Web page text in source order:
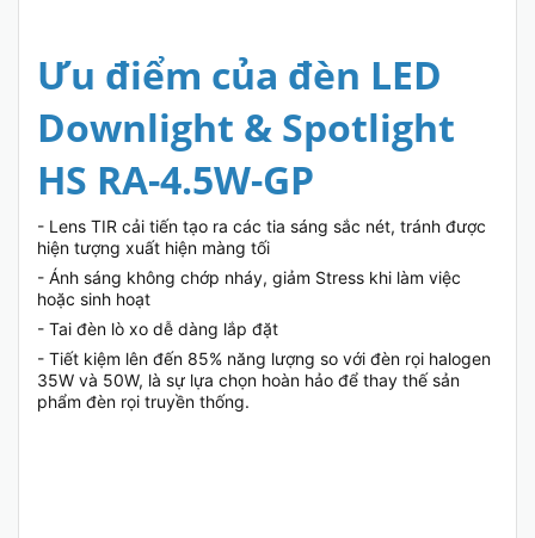
Ưu điểm của đèn LED
Downlight & Spotlight
HS RA-4.5W-GP
- Lens TIR cải tiến tạo ra các tia sáng sắc nét, tránh được
hiện tượng xuất hiện màng tối
- Ánh sáng không chớp nháy, giảm Stress khi làm việc
hoặc sinh hoạt
- Tai đèn lò xo dễ dàng lắp đặt
- Tiết kiệm lên đến 85% năng lượng so với đèn rọi halogen
35W và 50W, là sự lựa chọn hoàn hảo để thay thế sản
phẩm đèn rọi truyền thống.